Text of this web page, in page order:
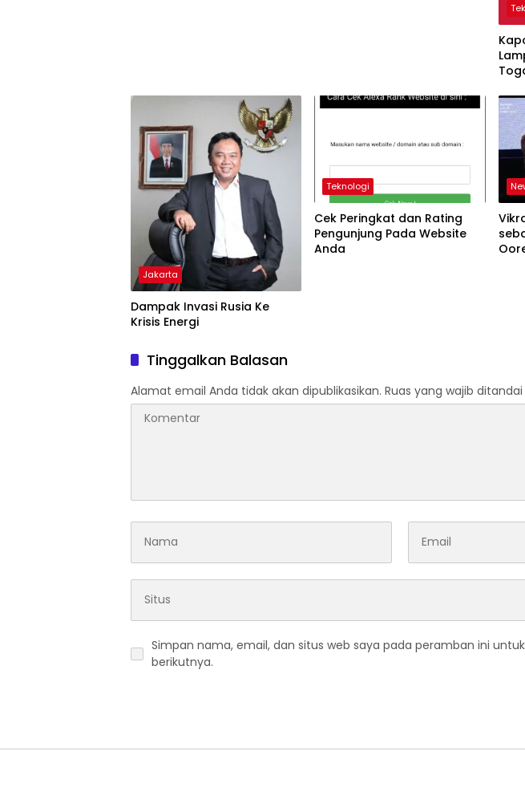
Jakarta
Dampak Invasi Rusia Ke
Krisis Energi
Teknologi
Cek Peringkat dan Rating
Pengunjung Pada Website
Anda
Tinggalkan Balasan
Alamat email Anda tidak akan dipublikasikan. Ruas yang wajib ditandai
Simpan nama, email, dan situs web saya pada peramban ini
berikutnya.